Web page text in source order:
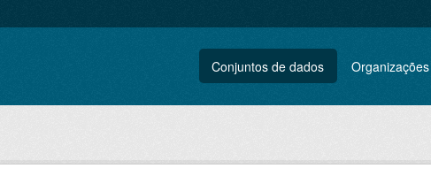
Conjuntos de dados Organizações